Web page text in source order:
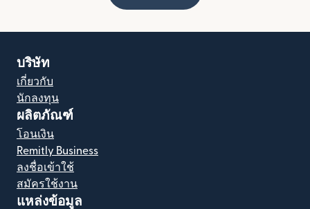
บริษัท
เกี่ยวกับ
นักลงทุน
ผลิตภัณฑ์
โอนเงิน
Remitly Business
ลงชื่อเข้าใช้
สมัครใช้งาน
แหล่งข้อมูล